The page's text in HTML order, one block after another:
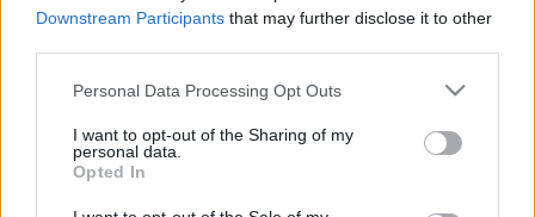
Downstream Participants that may further disclose it to other
Please note that this website/app uses one or more Google
not limited to your visit or usage behaviour. You may click to
grant or deny consent to Google and its third-party tags to
use your data for below specified purposes in below Google
consent section.
Personal Data Processing Opt Outs
I want to opt-out of the Sharing of my
personal data.
Opted In
A vonatfotózás melléktermékei 2.
Amikor minden másfelé megy, mint
szokott, avagy egy újabb bécsi kiruccanás